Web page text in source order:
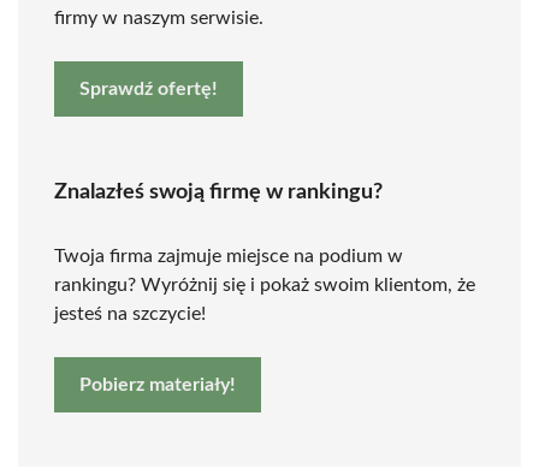
firmy w naszym serwisie.
Sprawdź ofertę!
Znalazłeś swoją firmę w rankingu?
Twoja firma zajmuje miejsce na podium w
rankingu? Wyróżnij się i pokaż swoim klientom, że
jesteś na szczycie!
Pobierz materiały!